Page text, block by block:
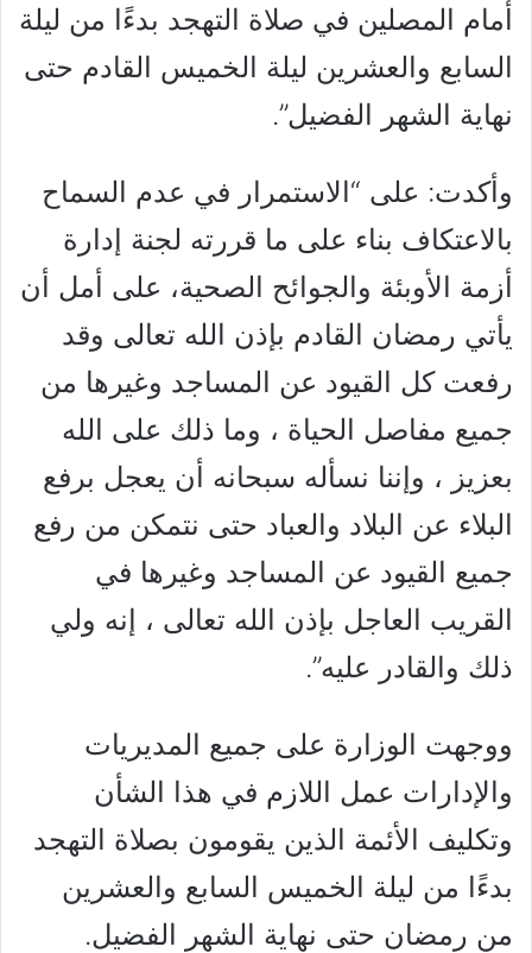
أمام المصلين في صلاة التهجد بدءًا من ليلة
السابع والعشرين ليلة الخميس القادم حتى
نهاية الشهر الفضيل”.
وأكدت: على “الاستمرار في عدم السماح
بالاعتكاف بناء على ما قررته لجنة إدارة
أزمة الأوبئة والجوائح الصحية، على أمل أن
يأتي رمضان القادم بإذن الله تعالى وقد
رفعت كل القيود عن المساجد وغيرها من
جميع مفاصل الحياة ، وما ذلك على الله
بعزيز ، وإننا نسأله سبحانه أن يعجل برفع
البلاء عن البلاد والعباد حتى نتمكن من رفع
جميع القيود عن المساجد وغيرها في
القريب العاجل بإذن الله تعالى ، إنه ولي
ذلك والقادر عليه”.
ووجهت الوزارة على جميع المديريات
والإدارات عمل اللازم في هذا الشأن
وتكليف الأئمة الذين يقومون بصلاة التهجد
بدءًا من ليلة الخميس السابع والعشرين
من رمضان حتى نهاية الشهر الفضيل.